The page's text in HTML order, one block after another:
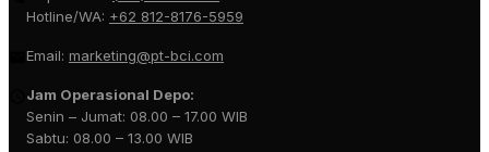
Hotline/WA: +62 812-8176-5959
Email: marketing@pt-bci.com
Jam Operasional Depo:
Senin – Jumat: 08.00 – 17.00 WIB
Sabtu: 08.00 – 13.00 WIB